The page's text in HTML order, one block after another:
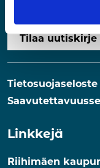
Tilaa uutiskirje
Tietosuojaseloste
Linkkejä
Riihimäen